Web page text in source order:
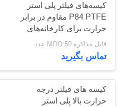
کنترل
کیفیت
تماس
کیسه فیلتر
113
کیسه‌های فیلتر پلی استر
P84 PTFE مقاوم در برابر
حرارت برای کارخانه‌های
آسفالت
قابل مذاکره MOQ:50 عدد
تماس بگیرید
کیسه های فیلتر درجه
حرارت بالا پلی استر